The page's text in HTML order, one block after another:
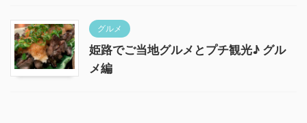
グルメ
姫路でご当地グルメとプチ観光♪ グル
メ編